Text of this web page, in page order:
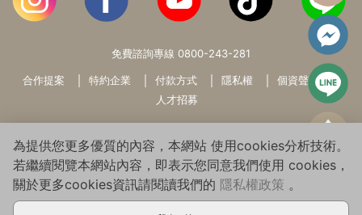
免費諮詢專線 0800-243-281
合作提案 特約企業 付款方式 隱私權
個資聲明
人才招募
Copyright© 2026 WARMSUN HAIR PRODUCTS GROUP All Rights
Reserved.
為提供您更多優質的內容，本網站 使用cookies分析技術。
若繼續閱覽本網站內容，即表示您同意我們使用 cookies，
關於更多cookies資訊請閱讀我們的 隱私權政策 。